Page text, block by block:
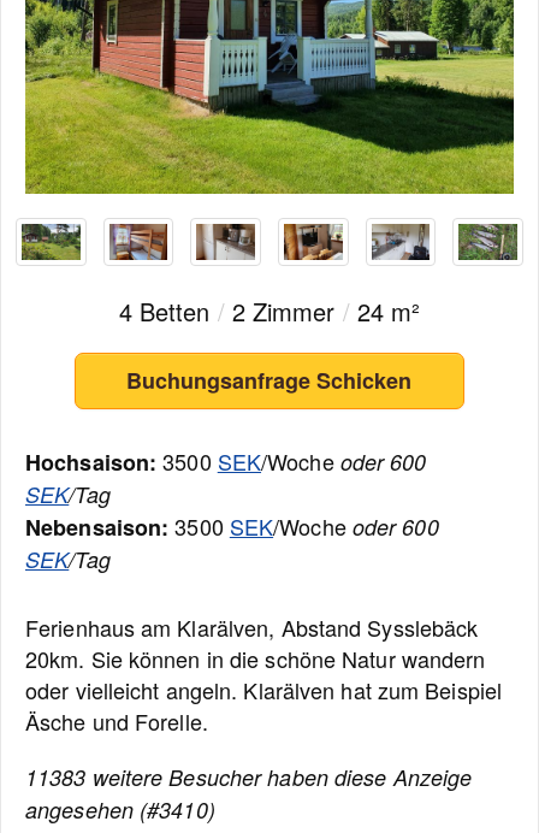
4 Betten /2 Zimmer /24 m²
Buchungsanfrage Schicken
Hochsaison: 3500 SEK/Woche oder 600
SEK/Tag
Nebensaison: 3500 SEK/Woche oder 600
SEK/Tag
Ferienhaus am Klarälven, Abstand Sysslebäck
20km. Sie können in die schöne Natur wandern
oder vielleicht angeln. Klarälven hat zum Beispiel
Äsche und Forelle.
11383 weitere Besucher haben diese Anzeige
angesehen (#3410)